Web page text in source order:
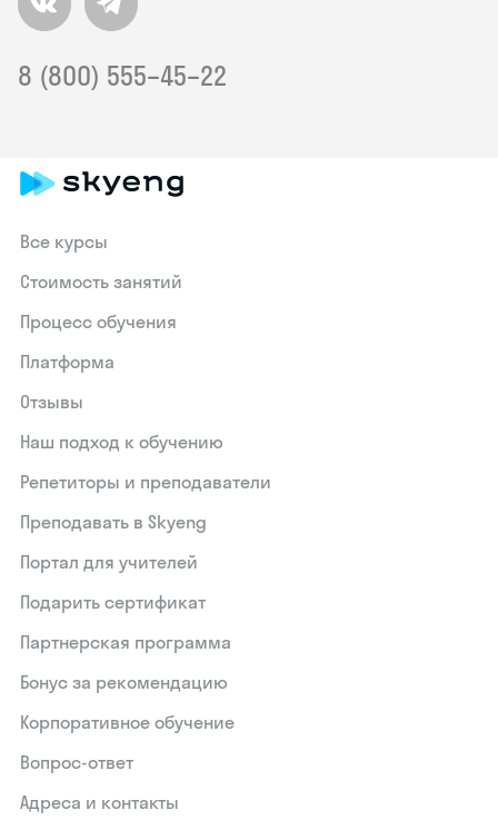
8 (800) 555–45–22
Все курсы
Стоимость занятий
Процесс обучения
Платформа
Отзывы
Наш подход к обучению
Репетиторы и преподаватели
Преподавать в Skyeng
Портал для учителей
Подарить сертификат
Партнерская программа
Бонус за рекомендацию
Корпоративное обучение
Вопрос-ответ
Адреса и контакты